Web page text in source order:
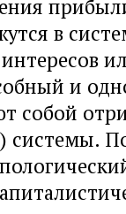
в
и
собой
системы.